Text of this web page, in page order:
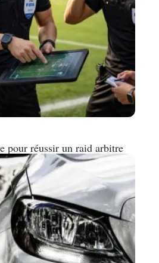
pour réussir un raid arbitre